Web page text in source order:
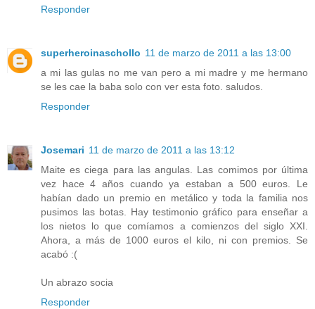
Responder
superheroinaschollo 11 de marzo de 2011 a las 13:00
a mi las gulas no me van pero a mi madre y me hermano
se les cae la baba solo con ver esta foto. saludos.
Responder
Josemari 11 de marzo de 2011 a las 13:12
Maite es ciega para las angulas. Las comimos por última
vez hace 4 años cuando ya estaban a 500 euros. Le
habían dado un premio en metálico y toda la familia nos
pusimos las botas. Hay testimonio gráfico para enseñar a
los nietos lo que comíamos a comienzos del siglo XXI.
Ahora, a más de 1000 euros el kilo, ni con premios. Se
acabó :(
Un abrazo socia
Responder